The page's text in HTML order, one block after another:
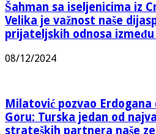
Šahman sa iseljenicima iz
Velika je važnost naše
prijateljskih odnosa
08/12/2024
Milatović pozvao Erdogana
Goru: Turska jedan od
strateških partnera naše